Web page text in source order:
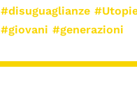
#disuguaglianze
#giovani #generazioni